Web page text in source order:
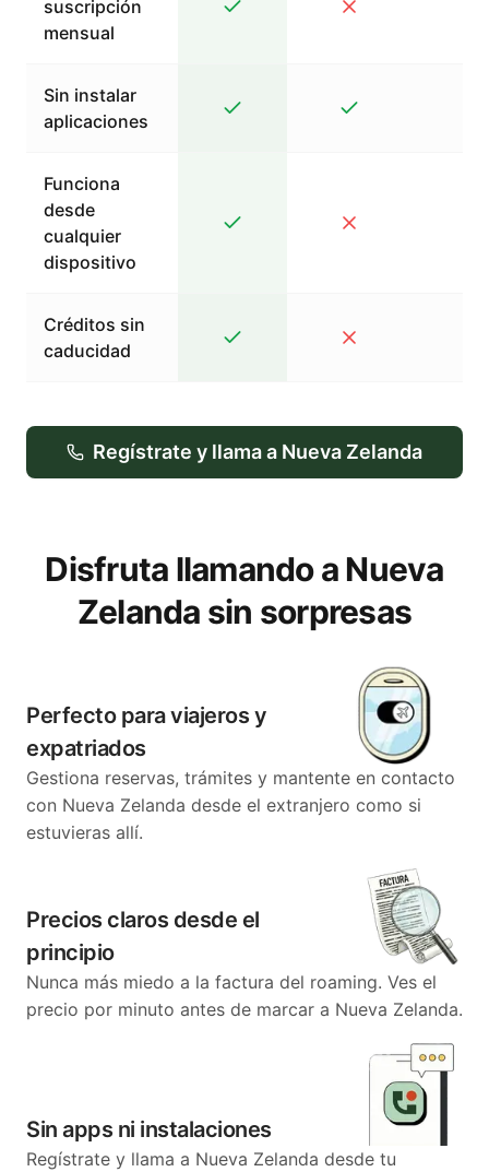
suscripción
mensual
Sin instalar
aplicaciones
Funciona
desde
cualquier
dispositivo
Créditos sin
caducidad
Regístrate y llama a Nueva Zelanda
Disfruta llamando a Nueva
Zelanda sin sorpresas
Perfecto para viajeros y
expatriados
Gestiona reservas, trámites y mantente en contacto
con Nueva Zelanda desde el extranjero como si
estuvieras allí.
Precios claros desde el
principio
Nunca más miedo a la factura del roaming. Ves el
precio por minuto antes de marcar a Nueva Zelanda.
Sin apps ni instalaciones
Regístrate y llama a Nueva Zelanda desde tu